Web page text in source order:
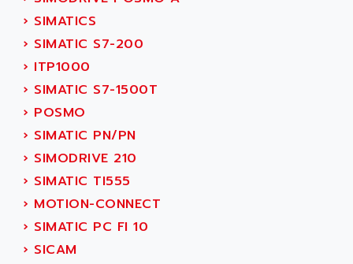
ACTIOMTECH
ACTION PAK
ACTIVA MULLER
ACTIVE HUB
ACTIVIB
ACTRONIC
ACU-RITE
ACU-TIME
ACX ADAP TORR
ADA
ADAC
› SIMATICS
› SIMATIC S7-200
› ITP1000
› SIMATIC S7-1500T
› POSMO
› SIMATIC PN/PN
› SIMODRIVE 210
› SIMATIC TI555
› MOTION-CONNECT
› SIMATIC PC FI 10
› SICAM